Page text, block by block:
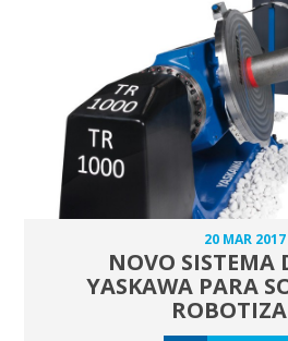
20 MAR 2017
NOVO SISTEMA
YASKAWA PARA